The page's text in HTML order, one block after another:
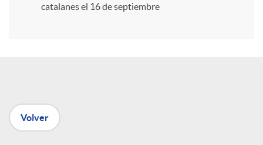
n
catalanes el 16 de septiembre
Volver